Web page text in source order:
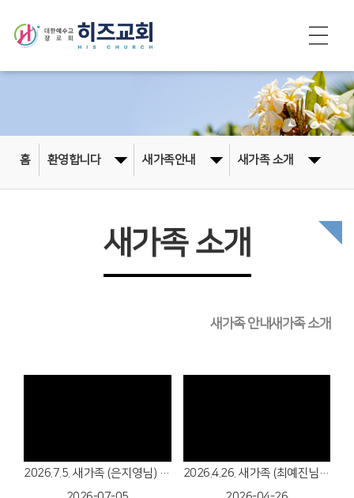
홈 환영합니다 새가족안내 새가족 소개
새가족 소개
새가족 안내새가족 소개
2026.7.5. 새가족 (은지영님) 환영합니다.
2026.4.26. 새가족 (최예진님) 환영합니다!